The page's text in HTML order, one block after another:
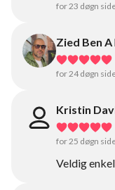
for 23 døgn
Zied Ben A
for 24 døgn
Kristin
for 25 døgn
Veldig